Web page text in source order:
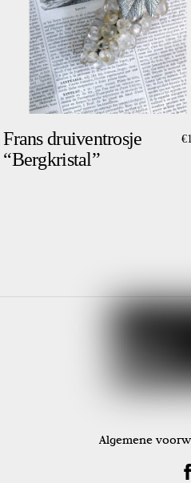
Frans druiventrosje
“Bergkristal”
€
Algemene